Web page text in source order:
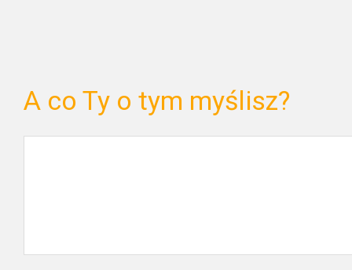
A co Ty o tym myślisz?